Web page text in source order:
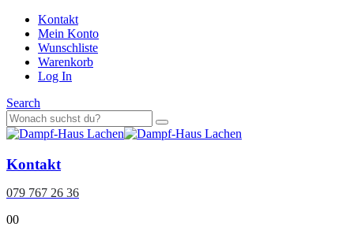
Kontakt
Mein Konto
Wunschliste
Warenkorb
Log In
Search
Kontakt
079 767 26 36
00